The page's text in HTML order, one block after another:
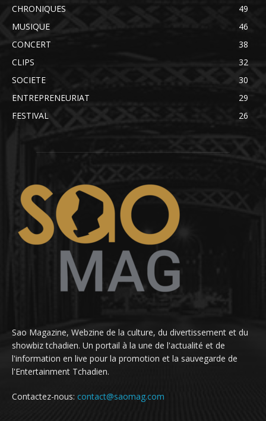
CHRONIQUES
49
MUSIQUE
46
CONCERT
38
CLIPS
32
SOCIETE
30
ENTREPRENEURIAT
29
FESTIVAL
26
Sao Magazine, Webzine de la culture, du divertissement et du
showbiz tchadien. Un portail à la une de l'actualité et de
l'information en live pour la promotion et la sauvegarde de
l'Entertainment Tchadien.
Contactez-nous: contact@saomag.com